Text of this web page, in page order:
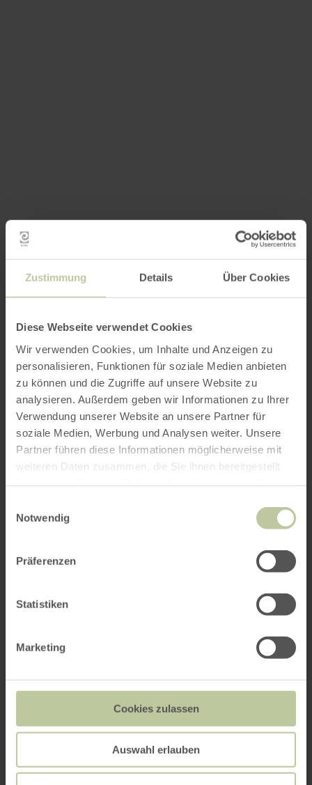
Zustimmung Details Über Cookies
Diese Webseite verwendet Cookies
Wir verwenden Cookies, um Inhalte und Anzeigen zu
personalisieren, Funktionen für soziale Medien anbieten
zu können und die Zugriffe auf unsere Website zu
analysieren. Außerdem geben wir Informationen zu Ihrer
Verwendung unserer Website an unsere Partner für
soziale Medien, Werbung und Analysen weiter. Unsere
Partner führen diese Informationen möglicherweise mit
weiteren Daten zusammen, die Sie ihnen bereitgestellt
Notwendig
Präferenzen
Statistiken
Marketing
Cookies zulassen
Auswahl erlauben